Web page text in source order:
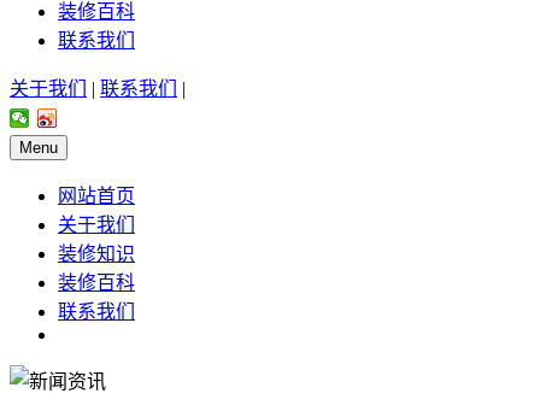
装修百科
联系我们
关于我们 | 联系我们 |
Menu
网站首页
关于我们
装修知识
装修百科
联系我们